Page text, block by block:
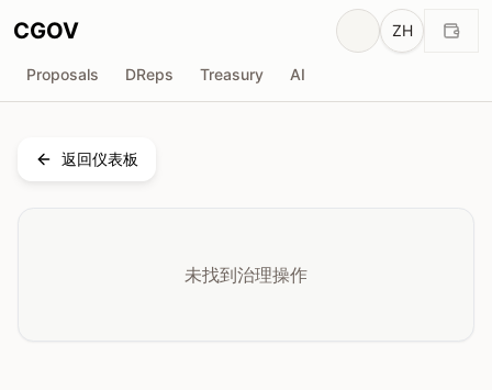
CGOV ZH
Proposals DReps Treasury AI
返回仪表板
未找到治理操作